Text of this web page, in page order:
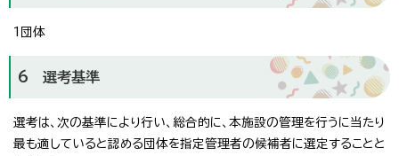
1団体
6 選考基準
選考は、次の基準により行い、総合的に、本施設の管理を行うに当たり
最も適していると認める団体を指定管理者の候補者に選定することと